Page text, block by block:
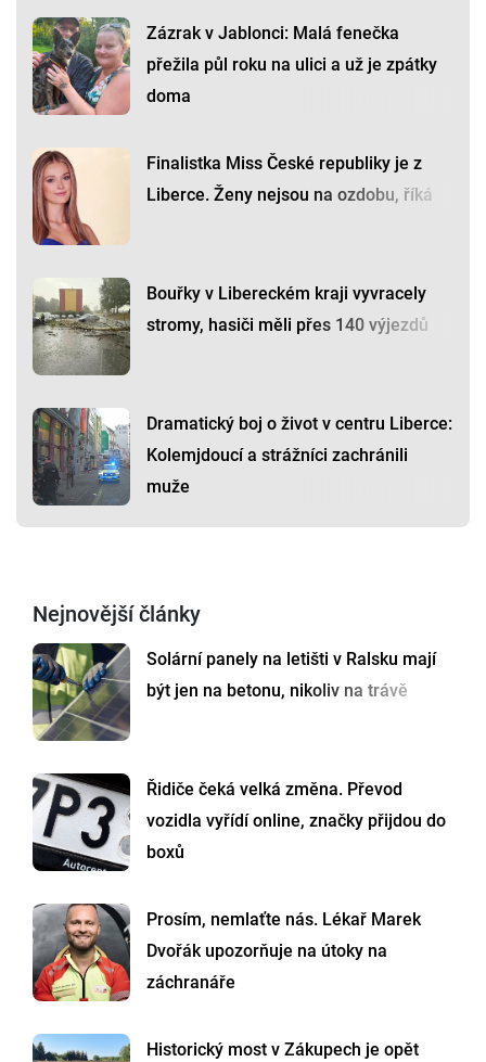
Zázrak v Jablonci: Malá fenečka
přežila půl roku na ulici a už je zpátky
doma
Finalistka Miss České republiky je z
Liberce. Ženy nejsou na ozdobu, říká
Bouřky v Libereckém kraji vyvracely
stromy, hasiči měli přes 140 výjezdů
Dramatický boj o život v centru Liberce:
Kolemjdoucí a strážníci zachránili
muže
Nejnovější články
Solární panely na letišti v Ralsku mají
být jen na betonu, nikoliv na trávě
Řidiče čeká velká změna. Převod
vozidla vyřídí online, značky přijdou do
boxů
Prosím, nemlaťte nás. Lékař Marek
Dvořák upozorňuje na útoky na
záchranáře
Historický most v Zákupech je opět